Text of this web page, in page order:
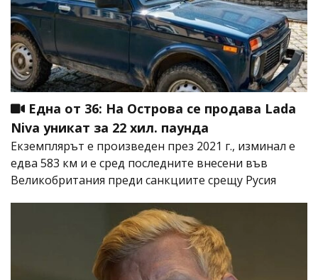
Една от 36: На Острова се продава Lada
Niva уникат за 22 хил. паунда
Екземплярът е произведен през 2021 г., изминал е
едва 583 км и е сред последните внесени във
Великобритания преди санкциите срещу Русия